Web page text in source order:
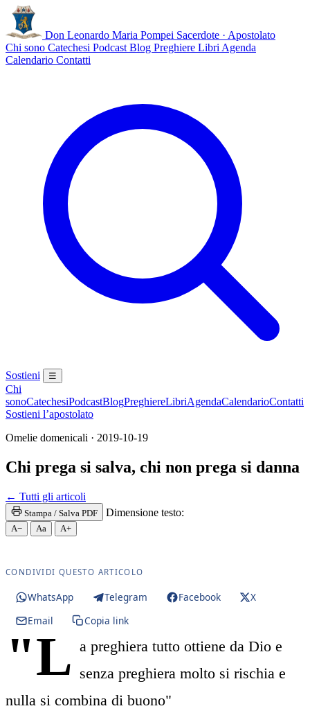
Don Leonardo Maria Pompei Sacerdote · Apostolato
Chi sono Catechesi Podcast Blog Preghiere Libri Agenda
Calendario Contatti
Sostieni ☰
Chi
sonoCatechesiPodcastBlogPreghiereLibriAgendaCalendarioContatti
Sostieni l’apostolato
Omelie domenicali · 2019-10-19
Chi prega si salva, chi non prega si danna
← Tutti gli articoli
Stampa / Salva PDF Dimensione testo:
A− Aa A+
CONDIVIDI QUESTO ARTICOLO
WhatsApp Telegram Facebook
X
Email
Copia link
"L a preghiera tutto ottiene da Dio e
senza preghiera molto si rischia e
nulla si combina di buono"